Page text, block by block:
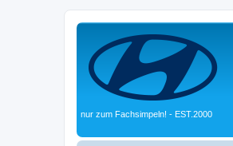
nur zum Fachsimpeln! - EST.2000